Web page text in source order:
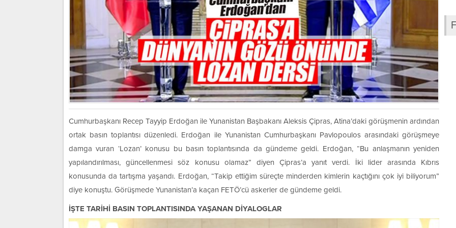
Cumhurbaşkanı Recep Tayyip Erdoğan ile Yunanistan Başbakanı Aleksis Çipras, Atina’daki görüşmenin ardından
ortak basın toplantısı düzenledi. Erdoğan ile Yunanistan Cumhurbaşkanı Pavlopoulos arasındaki görüşmeye
damga vuran ‘Lozan’ konusu bu basın toplantısında da gündeme geldi. Erdoğan, “Bu anlaşmanın yeniden
yapılandırılması, güncellenmesi söz konusu olamaz” diyen Çipras’a yanıt verdi. İki lider arasında Kıbrıs
konusunda da tartışma yaşandı. Erdoğan, “Takip ettiğim süreçte minderden kimlerin kaçtığını çok iyi biliyorum”
diye konuştu. Görüşmede Yunanistan’a kaçan FETÖ’cü askerler de gündeme geldi.
İŞTE TARİHİ BASIN TOPLANTISINDA YAŞANAN DİYALOGLAR